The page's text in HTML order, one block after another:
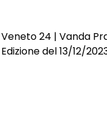
Veneto 24 | Vanda
Edizione del 13/12/